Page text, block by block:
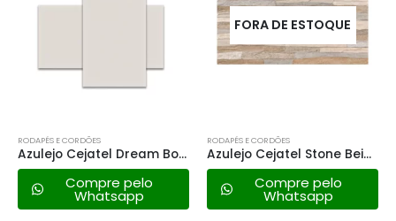
RODAPÉS E CORDÕES
Azulejo Cejatel Dream Bone Ret. – 30×58 a
Compre pelo
Whatsapp
FORA DE ESTOQUE
RODAPÉS E CORDÕES
Azulejo Cejatel Stone Beige – 31×59 a
Compre pelo
Whatsapp